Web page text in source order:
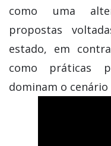
como uma
propostas
estado, em
como práticas
dominam o cenário